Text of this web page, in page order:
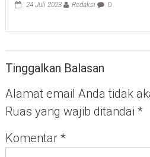
24 Juli 2023 Redaksi 0
Tinggalkan Balasan
Alamat email Anda tidak
Ruas yang wajib ditandai *
Komentar *